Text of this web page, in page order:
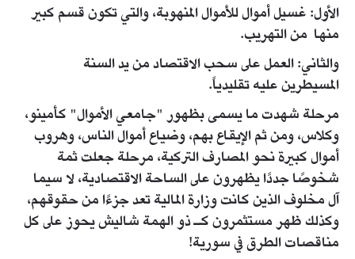
الأول: غسيل أموال للأموال المنهوبة، والتي تكون قسم كبير
منها من التهريب.
والثاني: العمل على سحب الاقتصاد من يد السنة
المسيطرين عليه تقليدياً.
مرحلة شهدت ما يسمى بظهور "جامعي الأموال" كأمينو،
وكلاس، ومن ثم الإيقاع بهم، وضياع أموال الناس، وهروب
أموال كبيرة نحو المصارف التركية، مرحلة جعلت ثمة
شخوصًا جددًا يظهرون على الساحة الاقتصادية، لا سيما
آل مخلوف الذين كانت وزارة المالية تعد جزءًا من حقوقهم،
وكذلك ظهر مستثمرون كـ ذو الهمة شاليش يحوز على كل
مناقصات الطرق في سورية!